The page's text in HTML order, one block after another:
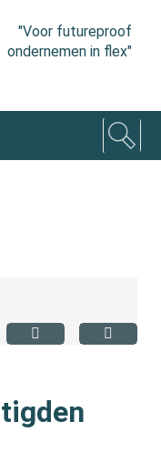
"Voor futureproof
ondernemen in flex"